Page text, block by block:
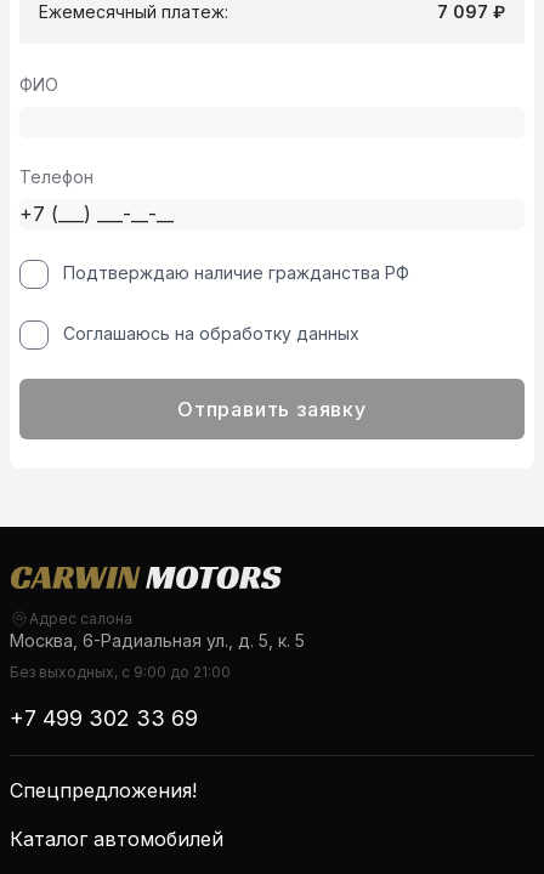
Ежемесячный платеж: 7 097 ₽
ФИО
Телефон
Подтверждаю наличие гражданства РФ
Соглашаюсь на обработку данных
Отправить заявку
Адрес салона
Москва, 6-Радиальная ул., д. 5, к. 5
Без выходных, с 9:00 до 21:00
+7 499 302 33 69
Спецпредложения!
Каталог автомобилей